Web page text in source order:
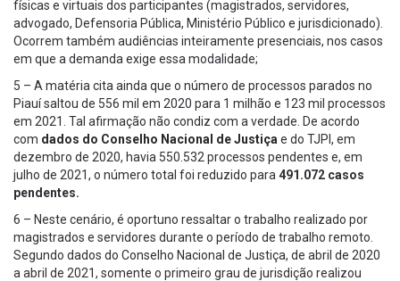
físicas e virtuais dos participantes (magistrados, servidores,
advogado, Defensoria Pública, Ministério Público e jurisdicionado).
Ocorrem também audiências inteiramente presenciais, nos casos
em que a demanda exige essa modalidade;
5 – A matéria cita ainda que o número de processos parados no
Piauí saltou de 556 mil em 2020 para 1 milhão e 123 mil processos
em 2021. Tal afirmação não condiz com a verdade. De acordo
com dados do Conselho Nacional de Justiça e do TJPI, em
dezembro de 2020, havia 550.532 processos pendentes e, em
julho de 2021, o número total foi reduzido para 491.072 casos
pendentes.
6 – Neste cenário, é oportuno ressaltar o trabalho realizado por
magistrados e servidores durante o período de trabalho remoto.
Segundo dados do Conselho Nacional de Justiça, de abril de 2020
a abril de 2021, somente o primeiro grau de jurisdição realizou